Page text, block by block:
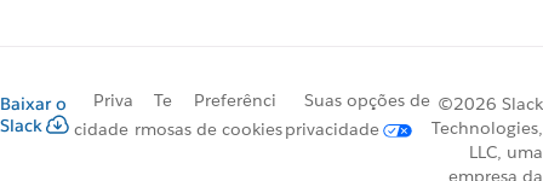
Baixar o
Slack
Priva
cidade
Te
rmos
Preferênci
as de cookies
Suas opções de
privacidade
©2026 Slack
Technologies,
LLC, uma
empresa da